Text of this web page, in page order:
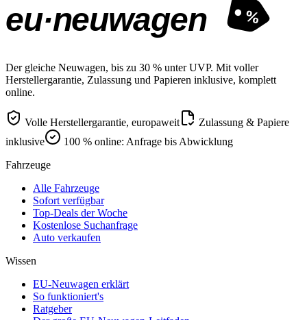
eu·neuwagen %
Der gleiche Neuwagen, bis zu 30 % unter UVP. Mit voller
Herstellergarantie, Zulassung und Papieren inklusive, komplett
online.
Volle Herstellergarantie, europaweit
Zulassung & Papiere
inklusive
100 % online: Anfrage bis Abwicklung
Fahrzeuge
Alle Fahrzeuge
Sofort verfügbar
Top-Deals der Woche
Kostenlose Suchanfrage
Auto verkaufen
Wissen
EU-Neuwagen erklärt
So funktioniert's
Ratgeber